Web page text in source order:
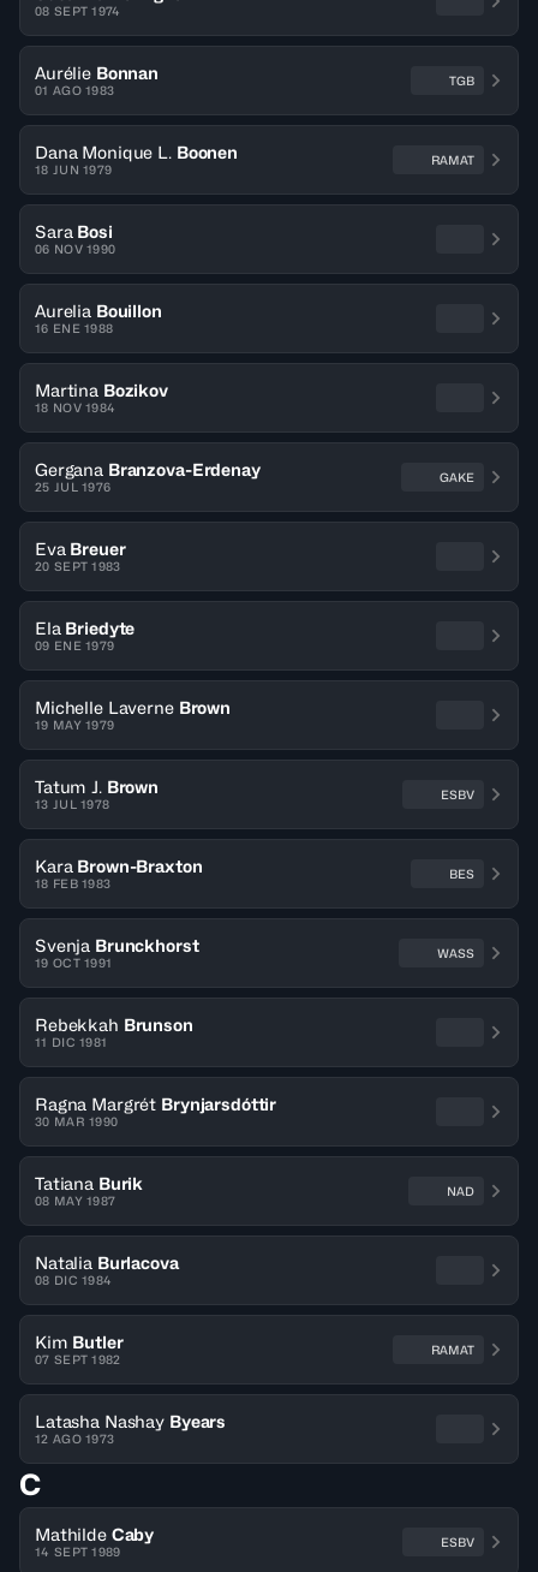
08 SEPT 1974
Aurélie Bonnan
01 AGO 1983
TGB
Dana Monique L. Boonen
18 JUN 1979
RAMAT
Sara Bosi
06 NOV 1990
Aurelia Bouillon
16 ENE 1988
Martina Bozikov
18 NOV 1984
Gergana Branzova-Erdenay
25 JUL 1976
GAKE
Eva Breuer
20 SEPT 1983
Ela Briedyte
09 ENE 1979
Michelle Laverne Brown
19 MAY 1979
Tatum J. Brown
13 JUL 1978
ESBV
Kara Brown-Braxton
18 FEB 1983
BES
Svenja Brunckhorst
19 OCT 1991
WASS
Rebekkah Brunson
11 DIC 1981
Ragna Margrét Brynjarsdóttir
30 MAR 1990
Tatiana Burik
08 MAY 1987
NAD
Natalia Burlacova
08 DIC 1984
Kim Butler
07 SEPT 1982
RAMAT
Latasha Nashay Byears
12 AGO 1973
C
Mathilde Caby
14 SEPT 1989
ESBV